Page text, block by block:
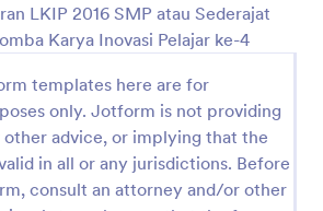
LKIP 2016 SMP atau Sederajat
Karya Inovasi Pelajar ke-4
templates here are for
only. Jotform is not providing
other advice, or implying that the
in all or any jurisdictions. Before
consult an attorney and/or other
Pratinjau